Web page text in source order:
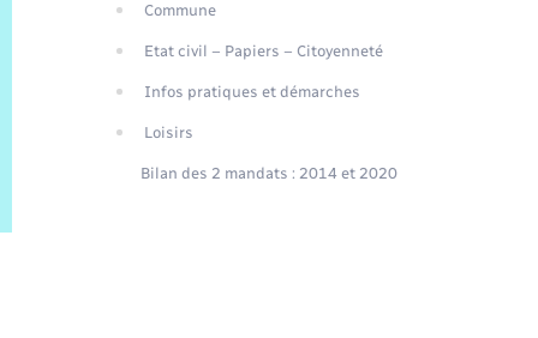
Traduction du
EN
Commune
Etat civil – Papiers – Citoyenneté
Infos pratiques et démarches
Loisirs
Bilan des 2 mandats : 2014 et 2020